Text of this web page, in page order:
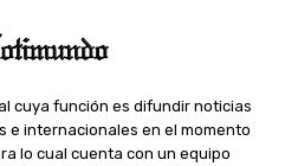
cuya función es difundir noticias
e internacionales en el momento
lo cual cuenta con un equipo